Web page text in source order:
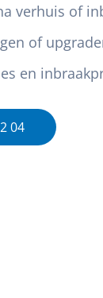
verhuis of
of
en
04